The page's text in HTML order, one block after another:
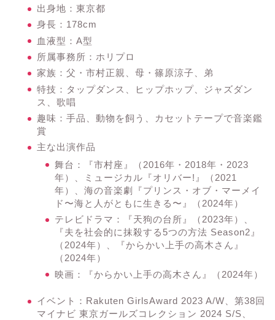
出身地：東京都
身長：178cm
血液型：A型
所属事務所：ホリプロ
家族：父・市村正親、母・篠原涼子、弟
特技：タップダンス、ヒップホップ、ジャズダン
ス、歌唱
趣味：手品、動物を飼う、カセットテープで音楽鑑
賞
主な出演作品
舞台：『市村座』（2016年・2018年・2023
年）、ミュージカル『オリバー!』（2021
年）、海の音楽劇『プリンス・オブ・マーメイ
ド〜海と人がともに生きる〜』（2024年）
テレビドラマ：『天狗の台所』（2023年）、
『夫を社会的に抹殺する5つの方法 Season2』
（2024年）、『からかい上手の高木さん』
（2024年）
映画：『からかい上手の高木さん』（2024年）
イベント：Rakuten GirlsAward 2023 A/W、第38回
マイナビ 東京ガールズコレクション 2024 S/S、